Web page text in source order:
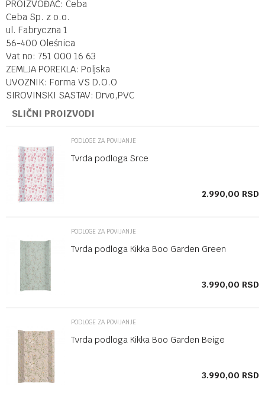
PROIZVOĐAČ: Ceba
Ceba Sp. z o.o.
ul. Fabryczna 1
56-400 Oleśnica
Vat no: 751 000 16 63
ZEMLJA POREKLA: Poljska
UVOZNIK: Forma VS D.O.O
SIROVINSKI SASTAV: Drvo,PVC
SLIČNI PROIZVODI
PODLOGE ZA POVIJANJE
Tvrda podloga Srce
2.990,00 RSD
PODLOGE ZA POVIJANJE
Tvrda podloga Kikka Boo Garden Green
3.990,00 RSD
PODLOGE ZA POVIJANJE
Tvrda podloga Kikka Boo Garden Beige
3.990,00 RSD